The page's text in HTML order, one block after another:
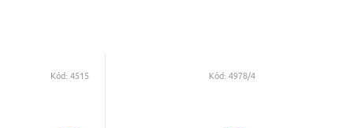
Kód:4515 Kód: 4978/4